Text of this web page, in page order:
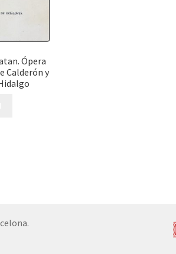
Ópera
Calderón y